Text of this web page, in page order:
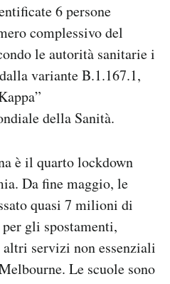
6 persone
complessivo del
le autorità sanitarie i
variante B.1.167.1,
della Sanità.
è il quarto lockdown
Da fine maggio, le
quasi 7 milioni di
gli spostamenti,
servizi non essenziali
Le scuole sono